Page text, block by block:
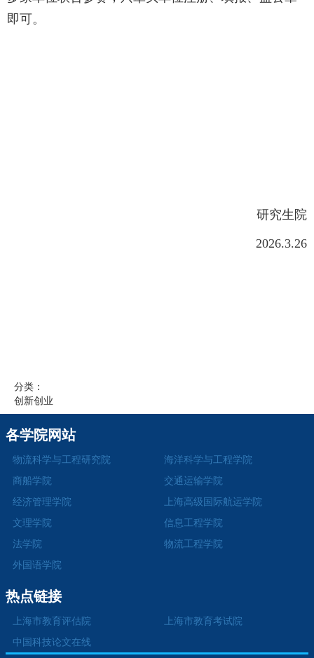
即可。
研究生院
2026.3.26
分类：
创新创业
各学院网站
物流科学与工程研究院
海洋科学与工程学院
商船学院
交通运输学院
经济管理学院
上海高级国际航运学院
文理学院
信息工程学院
法学院
物流工程学院
外国语学院
热点链接
上海市教育评估院
上海市教育考试院
中国科技论文在线